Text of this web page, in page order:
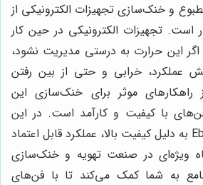
و خنک‌سازی تجهیزات الکترونیکی از
است. تجهیزات الکترونیکی در حین کار
این حرارت به درستی مدیریت نشود،
عملکرد، خرابی و حتی از بین رفتن
موثر برای خنک‌سازی این
فن‌های با کیفیت و کارآمد است. در این
میان، فن‌های Ebmpapst به دلیل کیفیت بالا، عملکرد قابل اعتماد
ویژه‌ای در صنعت تهویه و خنک‌سازی
به شما کمک می‌کند تا با فن‌های